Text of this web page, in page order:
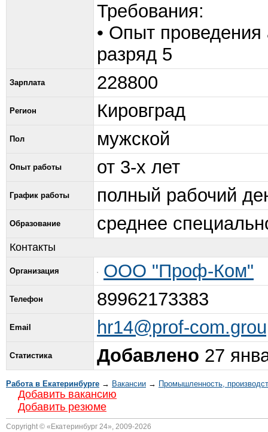
Требования:
• Опыт проведения
разряд 5
Зарплата 228800
Регион Кировград
Пол мужской
Опыт работы от 3-х лет
График работы полный рабочий
Образование среднее
Контакты
Организация ООО "Проф-Ком"
Телефон 89962173383
Email hr14@prof-
Статистика Добавлено 27
Работа в Екатеринбурге → Вакансии → Промышленность,
Добавить вакансию
Добавить резюме
Copyright © « Екатеринбург 24», 2009-2026